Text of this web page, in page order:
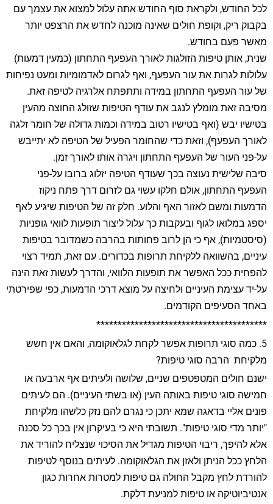
לכל החודש, ולקראת סוף החודש אתה עלול למצוא את עצמך עם
בקבוק ריק, וקופת חולים שאינה מוכנה לחדש את הרצפט יותר
מאשר פעם בחודש.
שנית, אותן טיפות הזולגות לאורך העפעף התחתון (כמעין דמעות)
עלולות לגרות את עור העפעף, ואף לגרום לאדמומיות ומעט נפיחות
של עור העפעף התחתון במידה ותתפתח אלרגיה לטיפה זאת.
מסיבה זאת מומלץ לנגב את עודף הטיפות שזולג החוצה מהעין
בטישיו יבש (ואף בטישיו רטוב במידה וכמות גדולה של חומר זלגה
לאורך העפעף), וזאת כדי שהחומר הפעיל של הטיפה לא יתייבש
על-פני העור של העפעף התחתון ויגרה אותו לאורך זמן.
סיבה שלישית נעוצה בכך שעודף הטיפה יזלוג ברובו על-פני
העפעף התחתון, אולם חלקו עשוי גם לזרום דרך פתח ניקוז
הדמעות ומשם לאזור האף והלוע. חלק זה של הטיפות שיגיע לאף
יספג במלואו לגוף ובעקבות כך עלול ליצור תופעות לוואי גופניות
(סיסטמיות), אף כי הן לרוב פחותות בהרבה כשמדובר בטיפות
עיניים, בהשוואה ללקיחת תרופות בכדורים. עם זאת, תמיד רצוי
להפחית ככל האפשר את תופעות הלוואי, והדרך לעשות זאת הינה
על-יד עצימת העיניים ולחיצה על מוצא דרכי הדמעות, כפי שפירטתי
באחד הסעיפים הקודמים.
****************************************
5. כמה סוגי תרופות אפשר לקחת לגלאוקומה, והאם אין חשש
מלקיחת הרבה סוגי טיפות?
ישנם חולים המטפטפים שניים, שלושה ולעיתים אף ארבעה או
חמישה סוגי טיפות באותה העין (או בשתי העיניים). הם לעיתים
פונים אליי בדאגה שמא יתכן כי נגרם להם נזק כלשהו מלקיחת
"יותר מדי סוגי טיפות". תשובתי היא כי בעיקרון אין בכך כל סכנה
אלא להיפך, ריבוי הטיפות מגדיל את הסיכוי שנצליח להוריד את
הלחץ ככל הניתן ולאזן את הגלאוקומה. לעיתים בנוסף לטיפות
להורדת לחץ מקבל החולה גם טיפות למטרות אחרות כגון
אנטיביוטיקה או טיפות למניעת דלקת.